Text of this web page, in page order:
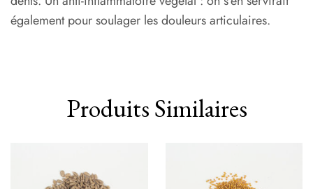
également pour soulager les douleurs articulaires.
Produits Similaires